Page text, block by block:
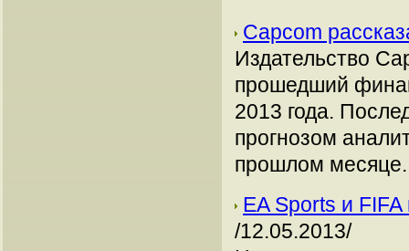
Capcom
Издательство
прошедший
2013 года.
прогнозом
прошлом месяце.
EA Sports и
/12.05.2013/